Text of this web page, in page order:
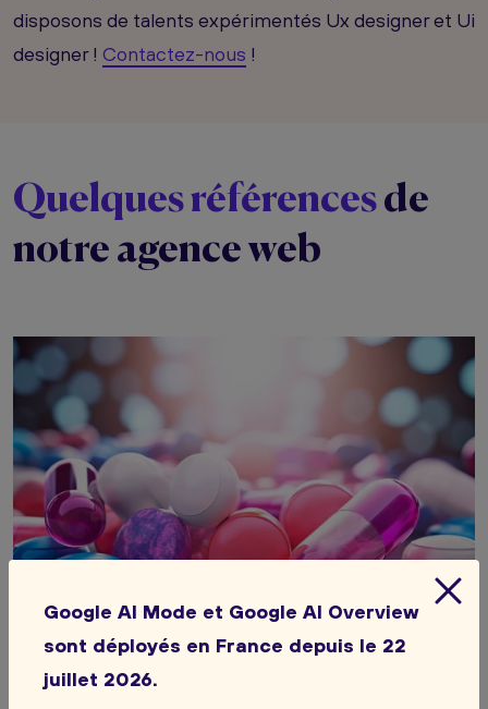
disposons de talents expérimentés Ux designer et Ui
designer ! Contactez-nous !
Quelques référencesde
notre agence web
OFDT
Google AI Mode et Google AI Overview
sont déployés en France depuis le 22
juillet 2026.